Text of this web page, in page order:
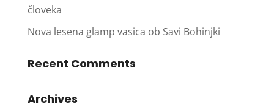
človeka
Nova lesena glamp vasica ob Savi Bohinjki
Recent Comments
Archives